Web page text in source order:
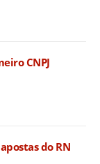
CNPJ
do RN